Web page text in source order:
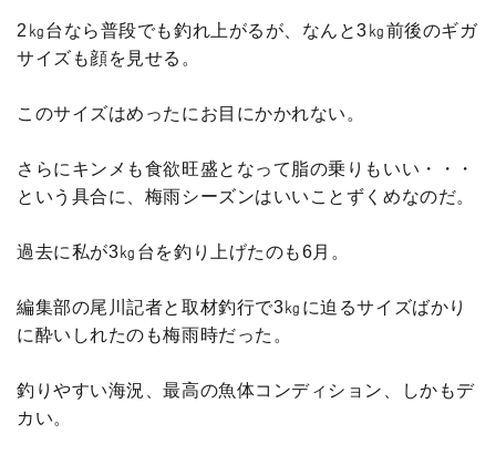
2㎏台なら普段でも釣れ上がるが、なんと3㎏前後のギガ
サイズも顔を見せる。
このサイズはめったにお目にかかれない。
さらにキンメも食欲旺盛となって脂の乗りもいい・・・
という具合に、梅雨シーズンはいいことずくめなのだ。
過去に私が3㎏台を釣り上げたのも6月。
編集部の尾川記者と取材釣行で3㎏に迫るサイズばかり
に酔いしれたのも梅雨時だった。
釣りやすい海況、最高の魚体コンディション、しかもデ
カい。